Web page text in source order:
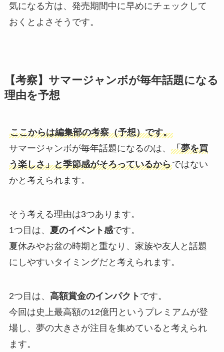
気になる方は、発売期間中に早めにチェックして
おくとよさそうです。
【考察】サマージャンボが毎年話題になる
理由を予想
ここからは編集部の考察（予想）です。
サマージャンボが毎年話題になるのは、 「夢を買
う楽しさ」と季節感がそろっているからではない
かと考えられます。
そう考える理由は3つあります。
1つ目は、 夏のイベント感です。
夏休みやお盆の時期と重なり、家族や友人と話題
にしやすいタイミングだと考えられます。
2つ目は、 高額賞金のインパクト です。
今回は史上最高額の12億円というプレミアムが登
場し、夢の大きさが注目を集めていると考えられ
ます。